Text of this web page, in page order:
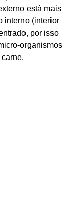
está mais
interno (interior
por isso
organismos